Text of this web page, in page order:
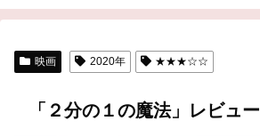
映画 2020年 ★★★☆☆
「２分の１の魔法」レビュー